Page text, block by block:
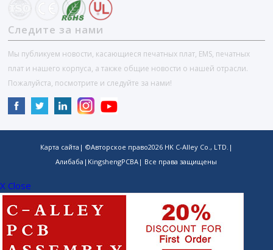
Следите за нами
Мы публикуем новости, касающиеся печатных плат, EMS, печатных
плат и нашего корпуса, а также общие новости о нашей отрасли.
Пожалуйста, посмотрите и следуйте за нами!
Карта сайта | ©Авторское право2026 HK C-Alley Co., LTD. |
Алибаба | KingshengPCBA | Все права защищены
X Close